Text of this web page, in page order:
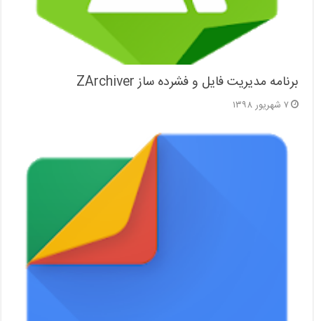
برنامه مدیریت فایل و فشرده ساز ZArchiver
۷ شهریور ۱۳۹۸